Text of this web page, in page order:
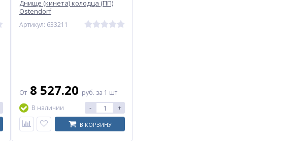
Днище (кинета) колодца (ПП)
Ostendorf
Артикул: 633211
От 8 527.20 руб. за 1 шт
В наличии
- +
В КОРЗИНУ